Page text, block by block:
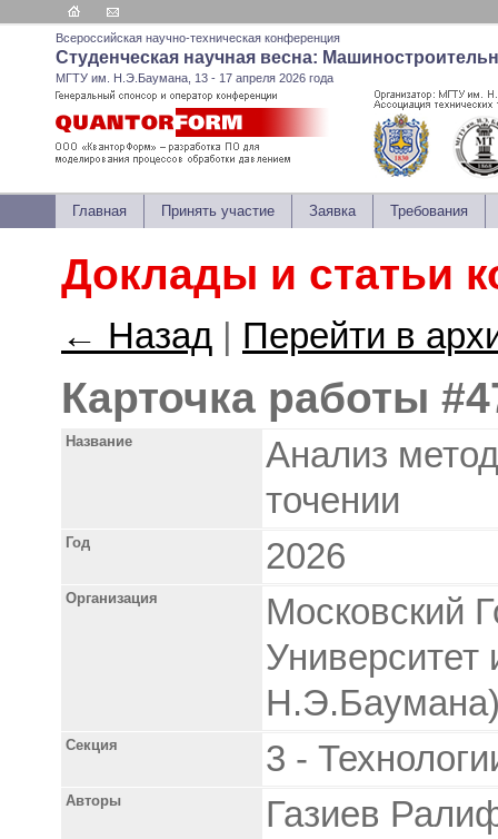
Всероссийская научно-техническая конференция
Студенческая научная весна:
МГТУ им. Н.Э.Баумана, 13 - 17 апреля 2026 года
Главная Принять участие Заявка Требования
Доклады и статьи
← Назад Перейти в
Карточка работы
Название
Анализ
точении
Год 2026
Организация
Московский
Секция 3 -
Авторы
Газиев